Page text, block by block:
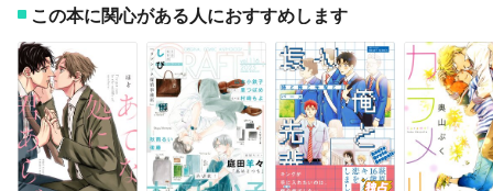
この本に関心がある人におすすめします